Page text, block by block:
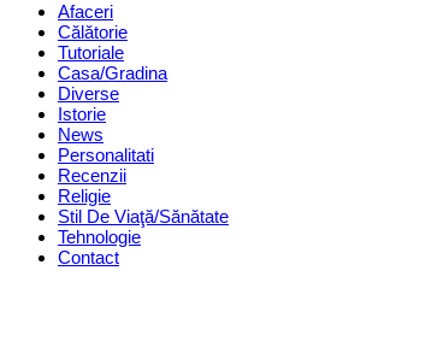
Afaceri
Călătorie
Tutoriale
Casa/Gradina
Diverse
Istorie
News
Personalitati
Recenzii
Religie
Stil De Viaţă/Sănătate
Tehnologie
Contact